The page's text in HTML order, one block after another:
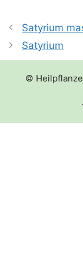
Satyrium
Satyrium
©
·